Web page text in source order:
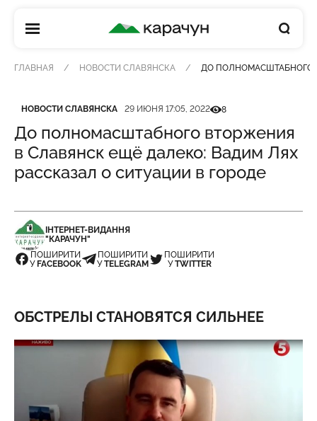
КАРАЧУН
ГЛАВНАЯ НОВОСТИ СЛАВЯНСКА ДО ПОЛНОМАСШТАБНОГО
Категория
НОВОСТИ СЛАВЯНСКА
Дата публикации 29 ИЮНЯ 17:05, 2022Кількість переглядів
8
До полномасштабного вторжения
в Славянск ещё далеко: Вадим Лях
рассказал о ситуации в городе
ІНТЕРНЕТ-ВИДАННЯ
"КАРАЧУН"
ПОШИРИТИ
У FACEBOOK
ПОШИРИТИ
УTELEGRAM
ПОШИРИТИ
УTWITTER
ОБСТРЕЛЫ СТАНОВЯТСЯ СИЛЬНЕЕ